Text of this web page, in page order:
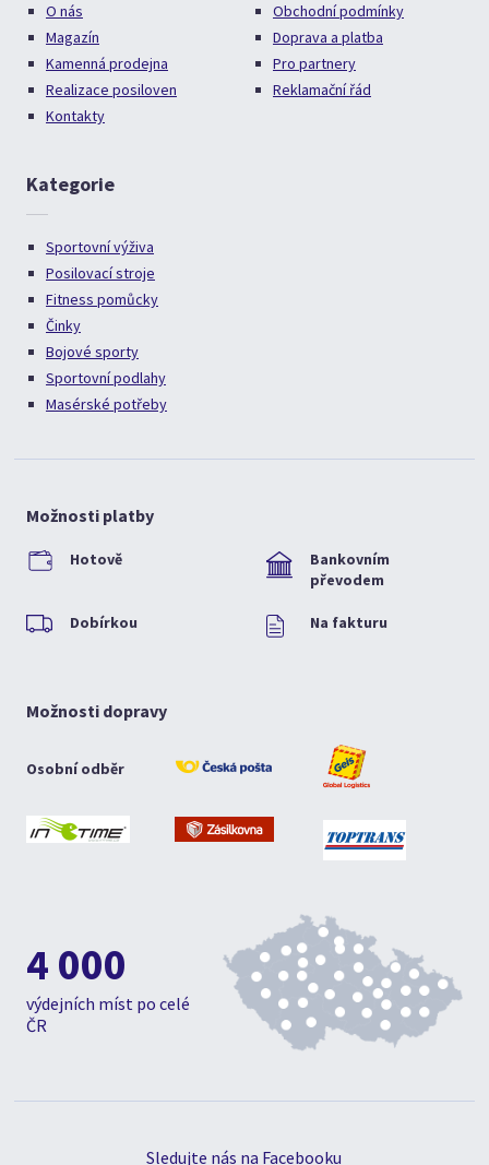
O nás
Magazín
Kamenná prodejna
Realizace posiloven
Kontakty
Obchodní podmínky
Doprava a platba
Pro partnery
Reklamační řád
Kategorie
Sportovní výživa
Posilovací stroje
Fitness pomůcky
Činky
Bojové sporty
Sportovní podlahy
Masérské potřeby
Možnosti platby
Hotově
Bankovním
převodem
Dobírkou Na fakturu
Možnosti dopravy
Osobní odběr
4 000
výdejních míst po celé
ČR
Sledujte nás na Facebooku